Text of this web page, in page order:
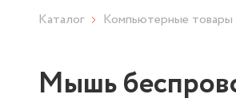
Каталог Компьютерные
Мышь